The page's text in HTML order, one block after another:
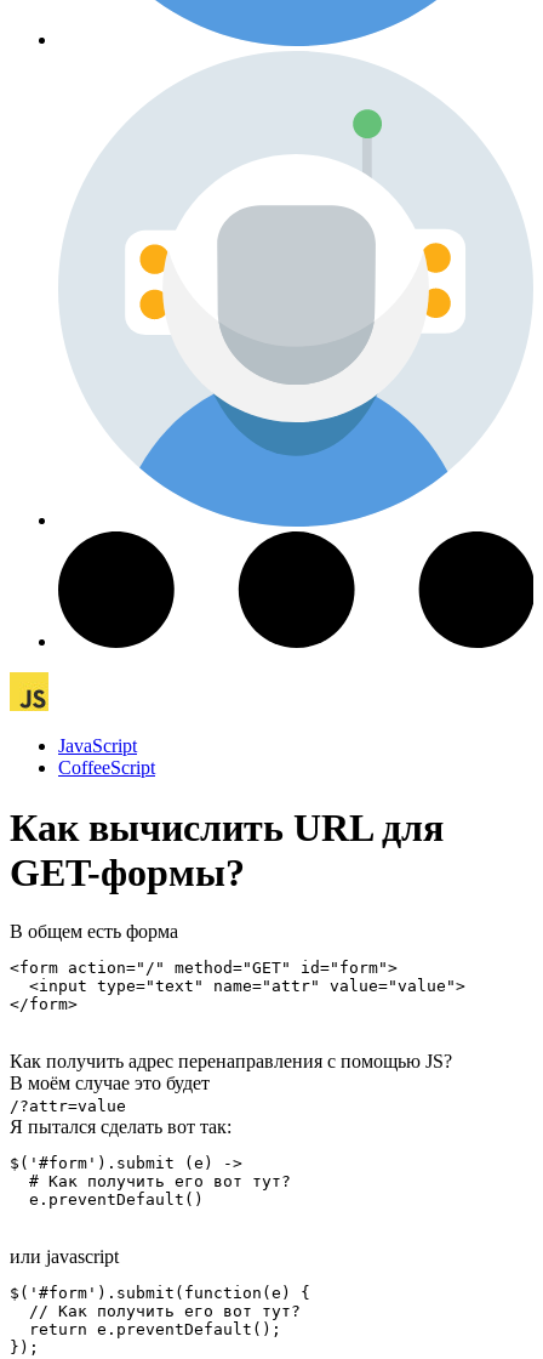
JavaScript
CoffeeScript
Как вычислить URL для
GET-формы?
В общем есть форма
<form action="/" method="GET" id="form">
  <input type="text" name="attr" value="value">
</form>
Как получить адрес перенаправления c помощью JS?
В моём случае это будет
/?attr=value
Я пытался сделать вот так:
$('#form').submit (e) ->
  # Как получить его вот тут?
  e.preventDefault()
или javascript
$('#form').submit(function(e) {
  // Как получить его вот тут?
  return e.preventDefault();
});